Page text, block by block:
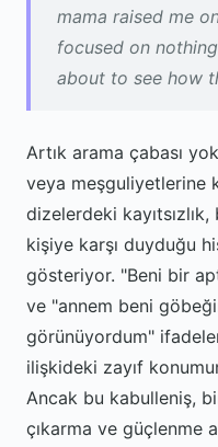
mama raised me
focused on
about to see how
Artık arama çabası
veya meşguliyetlerine
dizelerdeki
kişiye karşı duyduğu
gösteriyor. "Beni bir
ve "annem beni
görünüyordum"
ilişkideki zayıf
Ancak bu kabulleniş,
çıkarma ve güçlenme